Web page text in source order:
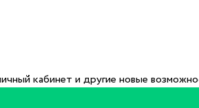
кабинет и другие новые